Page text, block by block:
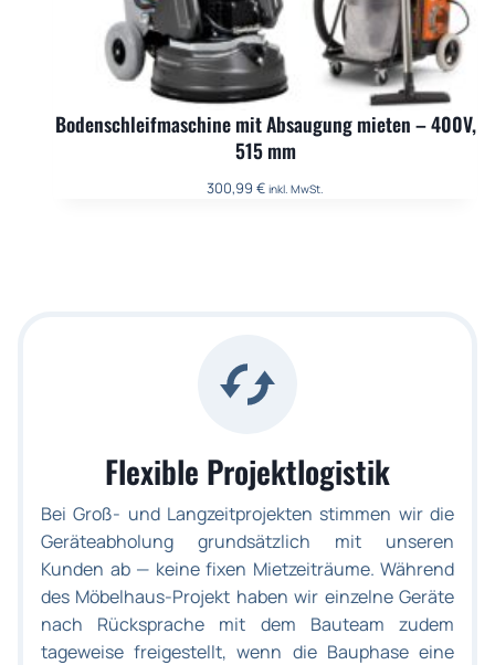
Bodenschleifmaschine mit Absaugung mieten – 400V,
515 mm
300,99 € inkl. MwSt.
Flexible Projektlogistik
Bei Groß- und Langzeitprojekten stimmen wir die
Geräteabholung grundsätzlich mit unseren
Kunden ab — keine fixen Mietzeiträume. Während
des Möbelhaus-Projekt haben wir einzelne Geräte
nach Rücksprache mit dem Bauteam zudem
tageweise freigestellt, wenn die Bauphase eine